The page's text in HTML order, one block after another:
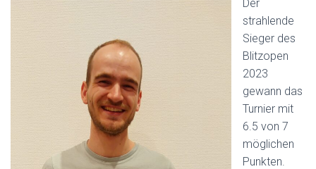
Der
strahlende
Sieger des
Blitzopen
2023
gewann das
Turnier mit
6.5 von 7
möglichen
Punkten.